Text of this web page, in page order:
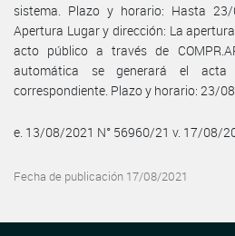
sistema. Plazo y horario: Hasta
Apertura Lugar y dirección: La
acto público a través de
automática se generará el
correspondiente. Plazo y horario: 23/
e. 13/08/2021 N° 56960/21 v. 17/08/
Fecha de publicación 17/08/2021